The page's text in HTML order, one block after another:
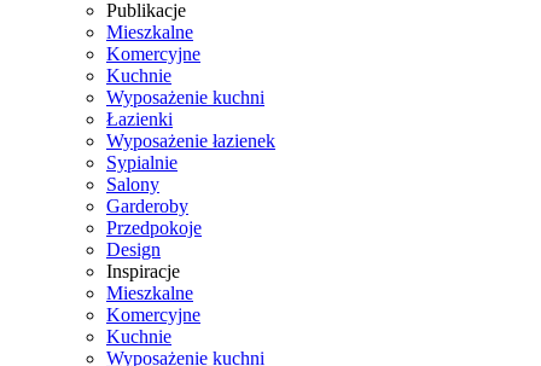
Publikacje
Mieszkalne
Komercyjne
Kuchnie
Wyposażenie kuchni
Łazienki
Wyposażenie łazienek
Sypialnie
Salony
Garderoby
Przedpokoje
Design
Inspiracje
Mieszkalne
Komercyjne
Kuchnie
Wyposażenie kuchni